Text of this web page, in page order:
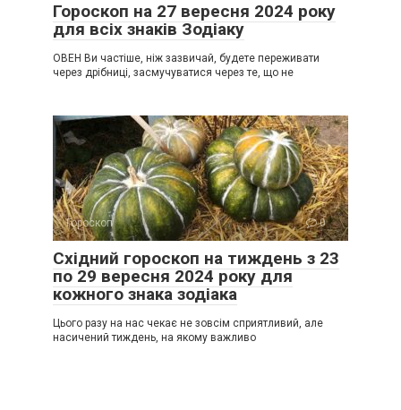
Гороскоп на 27 вересня 2024 року
для всіх знаків Зодіаку
ОВЕН Ви частіше, ніж зазвичай, будете переживати
через дрібниці, засмучуватися через те, що не
Гороскоп 0
Східний гороскоп на тиждень з 23
по 29 вересня 2024 року для
кожного знака зодіака
Цього разу на нас чекає не зовсім сприятливий, але
насичений тиждень, на якому важливо